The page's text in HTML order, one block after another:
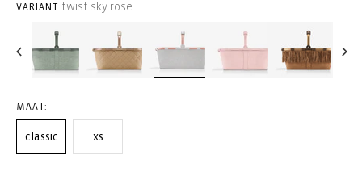
VARIANT: twist sky rose
MAAT:
classic xs